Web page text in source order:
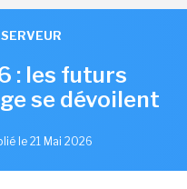
SERVEUR
: les futurs
se dévoilent
le 21 Mai 2026